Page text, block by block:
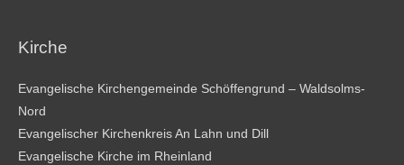
Kirche
Evangelische Kirchengemeinde Schöffengrund – Waldsolms-
Nord
Evangelischer Kirchenkreis An Lahn und Dill
Evangelische Kirche im Rheinland